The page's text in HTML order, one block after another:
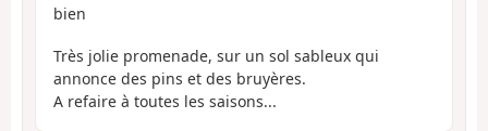
bien
Très jolie promenade, sur un sol sableux qui
annonce des pins et des bruyères.
A refaire à toutes les saisons...